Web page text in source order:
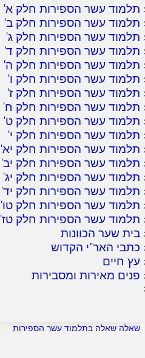
תלמוד עשר הספירות חלק א'
תלמוד עשר הספירות חלק ב'
תלמוד עשר הספירות חלק ג'
תלמוד עשר הספירות חלק ד'
תלמוד עשר הספירות חלק ה'
תלמוד עשר הספירות חלק ו'
תלמוד עשר הספירות חלק ז'
תלמוד עשר הספירות חלק ח'
תלמוד עשר הספירות חלק ט'
תלמוד עשר הספירות חלק י'
תלמוד עשר הספירות חלק יא'
תלמוד עשר הספירות חלק יב'
תלמוד עשר הספירות חלק יג'
תלמוד עשר הספירות חלק יד'
תלמוד עשר הספירות חלק טו'
תלמוד עשר הספירות חלק טז'
בית שער הכוונות
כתבי האר"י הקדוש
עץ חיים
פנים מאירות ומסבירות
שאלה שאלה בתלמוד עשר הספירות